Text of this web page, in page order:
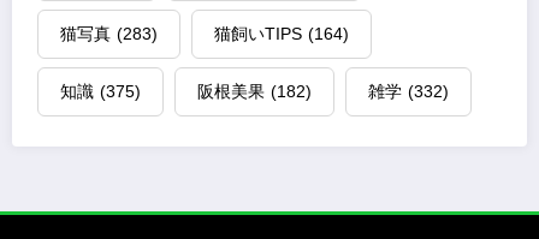
猫写真 (283) 猫飼いTIPS (164)
知識 (375) 阪根美果 (182) 雑学 (332)